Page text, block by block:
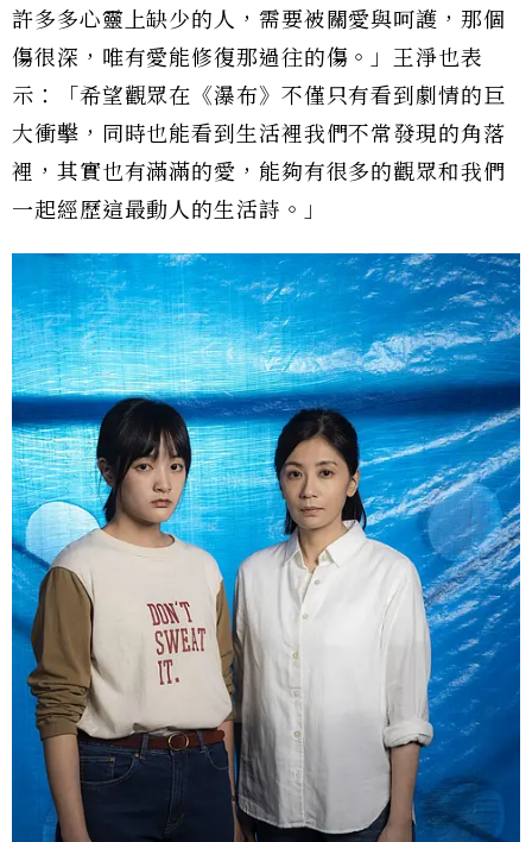
許多多心靈上缺少的人，需要被關愛與呵護，那個
傷很深，唯有愛能修復那過往的傷。」王淨也表
示：「希望觀眾在《瀑布》不僅只有看到劇情的巨
大衝擊，同時也能看到生活裡我們不常發現的角落
裡，其實也有滿滿的愛，能夠有很多的觀眾和我們
一起經歷這最動人的生活詩。」